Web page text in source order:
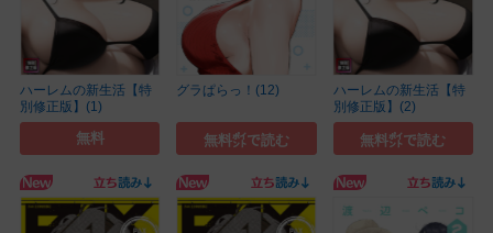
ハーレムの新生活【特
別修正版】(1)
無料
グラぱらっ！(12)
無料㌽で読む
ハーレムの新生活【特
別修正版】(2)
無料㌽で読む